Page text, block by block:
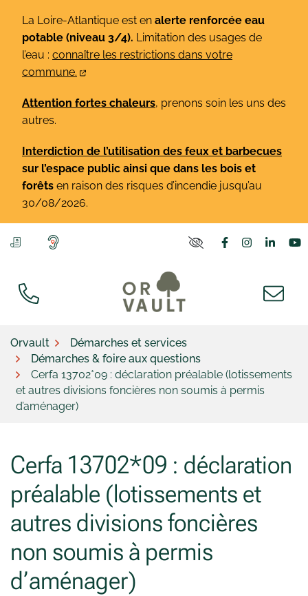
contenu
La Loire-Atlantique est en alerte renforcée eau
potable (niveau 3/4). Limitation des usages de
l’eau : connaître les restrictions dans votre
commune.
Attention fortes chaleurs, prenons soin les uns des
autres.
Interdiction de l’utilisation des feux et barbecues
sur l’espace public ainsi que dans les bois et
forêts en raison des risques d’incendie jusqu’au
30/08/2026.
Lien vers le
Lien vers
Lien
Orvault
Démarches et services
Démarches & foire aux questions
Cerfa 13702*09 : déclaration préalable (lotissements
et autres divisions foncières non soumis à permis
d’aménager)
Cerfa 13702*09 : déclaration
préalable (lotissements et
autres divisions foncières
non soumis à permis
d’aménager)